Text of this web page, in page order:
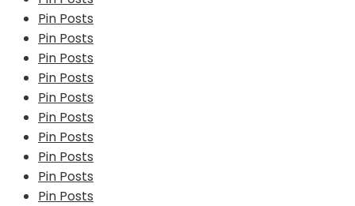
Pin Posts
Pin Posts
Pin Posts
Pin Posts
Pin Posts
Pin Posts
Pin Posts
Pin Posts
Pin Posts
Pin Posts